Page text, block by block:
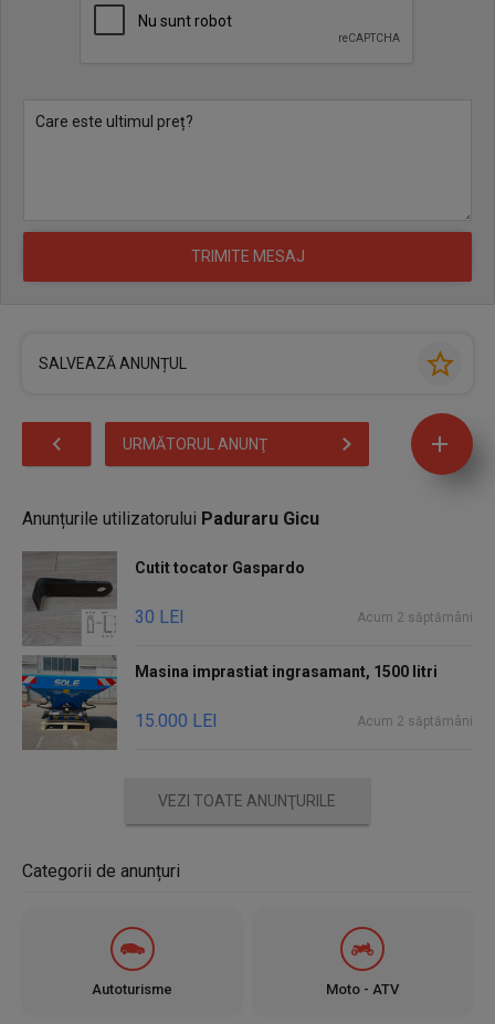
SALVEAZĂ ANUNȚUL
URMĂTORUL ANUNŢ
Anunțurile utilizatorului Paduraru Gicu
Cutit tocator Gaspardo
30 LEI Acum 2 săptămâni
Masina imprastiat ingrasamant, 1500 litri
15.000 LEI Acum 2 săptămâni
VEZI TOATE ANUNŢURILE
Categorii de anunțuri
Autoturisme Moto - ATV